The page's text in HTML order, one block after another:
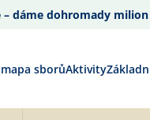
dáme dohromady
sborůAktivity